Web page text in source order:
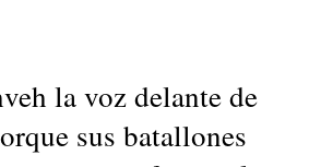
la voz delante de
sus batallones